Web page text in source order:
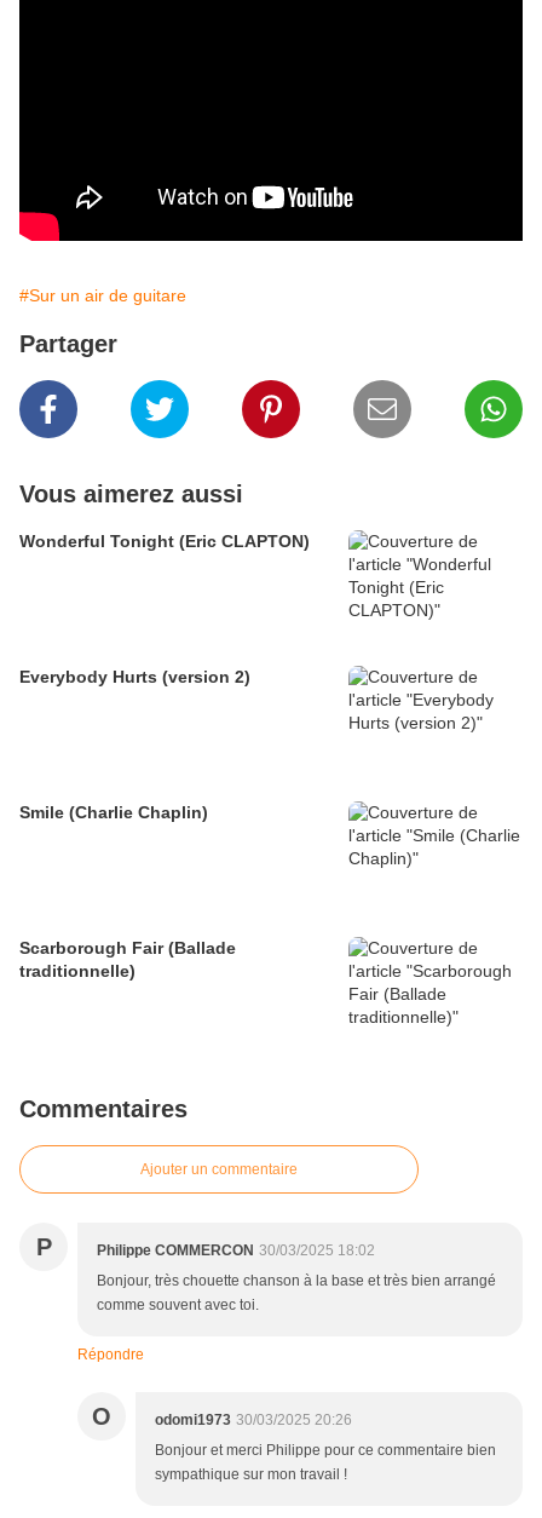
#Sur un air de guitare
Partager
Vous aimerez aussi
Wonderful Tonight (Eric CLAPTON)
Everybody Hurts (version 2)
Smile (Charlie Chaplin)
Scarborough Fair (Ballade
traditionnelle)
Commentaires
Ajouter un commentaire
P Philippe COMMERCON 30/03/2025 18:02
Bonjour, très chouette chanson à la base et très bien arrangé
comme souvent avec toi.
Répondre
O odomi1973 30/03/2025 20:26
Bonjour et merci Philippe pour ce commentaire bien
sympathique sur mon travail !